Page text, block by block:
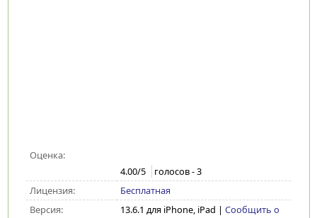
Оценка:
4.00/5 голосов -3
Лицензия:
Бесплатная
Версия:
13.6.1 для iPhone, iPad | Сообщить о